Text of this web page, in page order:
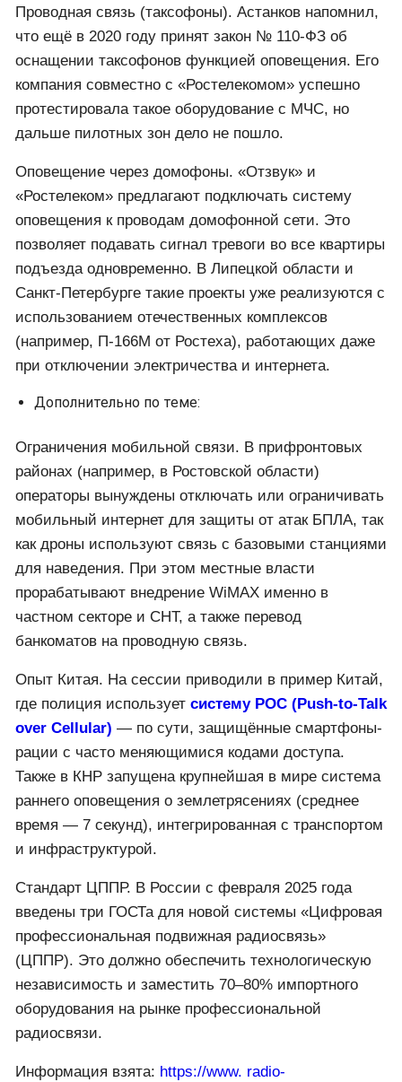
Проводная связь (таксофоны). Астанков напомнил,
что ещё в 2020 году принят закон № 110-ФЗ об
оснащении таксофонов функцией оповещения. Его
компания совместно с «Ростелекомом» успешно
протестировала такое оборудование с МЧС, но
дальше пилотных зон дело не пошло.
Оповещение через домофоны. «Отзвук» и
«Ростелеком» предлагают подключать систему
оповещения к проводам домофонной сети. Это
позволяет подавать сигнал тревоги во все квартиры
подъезда одновременно. В Липецкой области и
Санкт-Петербурге такие проекты уже реализуются с
использованием отечественных комплексов
(например, П-166М от Ростеха), работающих даже
при отключении электричества и интернета.
Дополнительно по теме:
Ограничения мобильной связи. В прифронтовых
районах (например, в Ростовской области)
операторы вынуждены отключать или ограничивать
мобильный интернет для защиты от атак БПЛА, так
как дроны используют связь с базовыми станциями
для наведения. При этом местные власти
прорабатывают внедрение WiMAX именно в
частном секторе и СНТ, а также перевод
банкоматов на проводную связь.
Опыт Китая. На сессии приводили в пример Китай,
где полиция использует систему POC (Push-to-Talk
over Cellular) — по сути, защищённые смартфоны-
рации с часто меняющимися кодами доступа.
Также в КНР запущена крупнейшая в мире система
раннего оповещения о землетрясениях (среднее
время — 7 секунд), интегрированная с транспортом
и инфраструктурой.
Стандарт ЦППР. В России с февраля 2025 года
введены три ГОСТа для новой системы «Цифровая
профессиональная подвижная радиосвязь»
(ЦППР). Это должно обеспечить технологическую
независимость и заместить 70–80% импортного
оборудования на рынке профессиональной
радиосвязи.
Информация взята: https://www. radio-